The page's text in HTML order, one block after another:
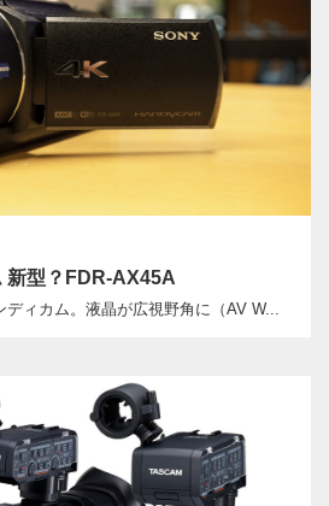
新型？FDR-AX45A
ディカム。液晶が広視野角に（AV W...